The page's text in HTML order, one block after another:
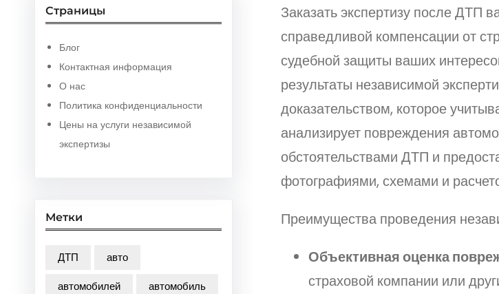
Страницы
Блог
Контактная информация
О нас
Политика конфиденциальности
Цены на услуги независимой
экспертизы
Метки
ДТП
авто
автомобилей
автомобиль
Заказать экспертизу после ДТП
справедливой компенсации от
судебной защиты ваших
результаты независимой
доказательством, которое
анализирует повреждения
обстоятельствами ДТП и
фотографиями, схемами и
Преимущества проведения
Объективная оценка
страховой компании или